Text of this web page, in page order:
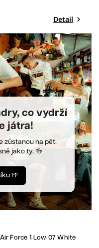
Detail
co vydrží
játra!
zůstanou na pět.
jako ty. 🍻
🍺
Force 1 Low 07 White